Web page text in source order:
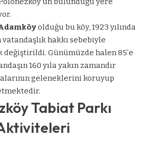
olduğu bu köy, 1923 yılında
hakkı sebebiyle
değiştirildi. Günümüzde halen 85’e
160 yıla yakın zamandır
geleneklerini koruyup
Tabiat Parkı